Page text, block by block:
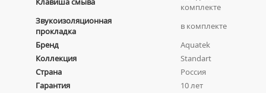
комплекте
Звукоизоляционная
прокладка
в комплекте
Бренд
Aquatek
Коллекция
Standart
Страна
Россия
Гарантия
10 лет